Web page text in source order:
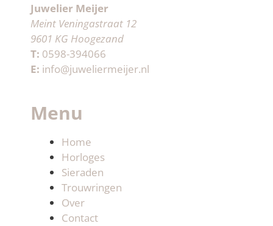
Juwelier Meijer
Meint Veningastraat 12
9601 KG Hoogezand
T: 0598-394066
E: info@juweliermeijer.nl
Menu
Home
Horloges
Sieraden
Trouwringen
Over
Contact